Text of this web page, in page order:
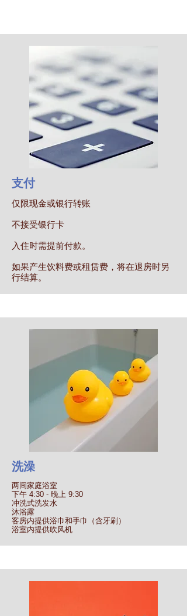
支付
仅限现金或银行转账
不接受银行卡
入住时需提前付款。
如果产生饮料费或租赁费，将在退房时另
行结算。
洗澡
两间家庭浴室
下午 4:30 - 晚上 9:30
冲洗式洗发水
沐浴露
客房内提供浴巾和手巾（含牙刷）
浴室内提供吹风机